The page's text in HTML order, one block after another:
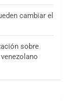
cambiar el
sobre